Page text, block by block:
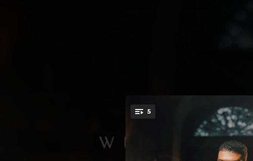
You're all set!
5 Quem Foi